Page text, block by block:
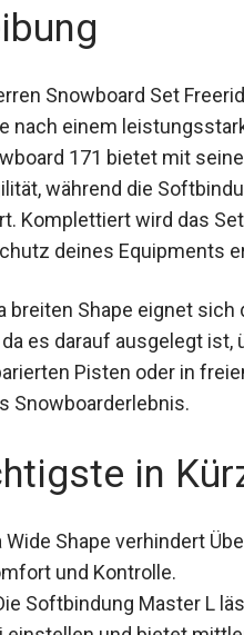
Snowboard Set
nach einem
171 bietet mit
während die
Komplettiert wird das
deines Equipments
breiten Shape eignet
da es darauf ausgelegt
Pisten oder in
Snowboarderlebnis.
in
Wide Shape verhindert
und Kontrolle.
Softbindung Master L